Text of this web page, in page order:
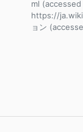
ml (accessed
https://
ョン